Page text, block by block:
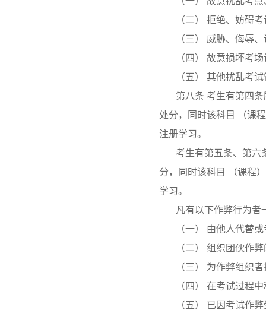
（二） 拒绝、妨碍
（三） 威胁、侮辱
（四） 故意损坏考
（五） 其他扰乱考
第八条 考生有第四
处分，同时该科目 （课
注册学习。
考生有第五条、第六
分，同时该科目 （课程
学习。
凡有以下作弊行为者
（一） 由他人代替
（二） 组织团伙作
（三） 为作弊组织
（四） 在考试过程
（五） 已因考试作